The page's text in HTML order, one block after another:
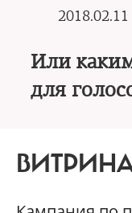
2018.02.11
Или
для